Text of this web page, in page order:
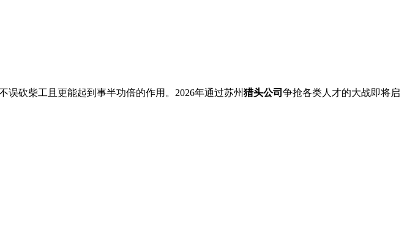
砍柴工且更能起到事半功倍的作用。2026年通过苏州猎头公司 争抢各类人才的大战即将启